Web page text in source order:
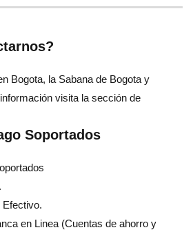
Bogota, la Sabana de Bogota y
visita la sección de
Soportados
Efectivo.
en Linea (Cuentas de ahorro y